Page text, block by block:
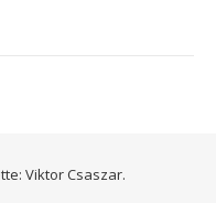
Viktor Csaszar.